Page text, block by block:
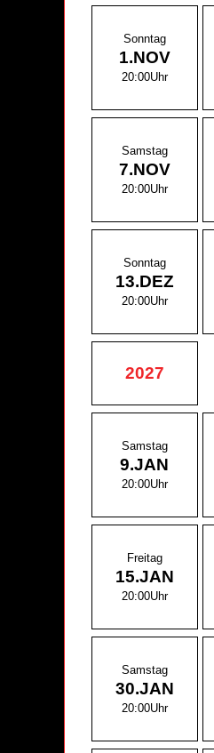
Sonntag
1.NOV
20:00Uhr
Samstag
7.NOV
20:00Uhr
Sonntag
13.DEZ
20:00Uhr
2027
Samstag
9.JAN
20:00Uhr
Freitag
15.JAN
20:00Uhr
Samstag
30.JAN
20:00Uhr